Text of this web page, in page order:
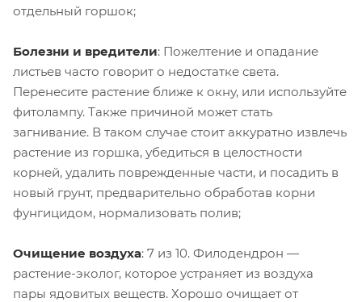
отдельный горшок;
Болезни и вредители: Пожелтение и опадание
листьев часто говорит о недостатке света.
Перенесите растение ближе к окну, или используйте
фитолампу. Также причиной может стать
загнивание. В таком случае стоит аккуратно извлечь
растение из горшка, убедиться в целостности
корней, удалить поврежденные части, и посадить в
новый грунт, предварительно обработав корни
фунгицидом, нормализовать полив;
Очищение воздуха: 7 из 10. Филодендрон —
растение-эколог, которое устраняет из воздуха
пары ядовитых веществ. Хорошо очищает от